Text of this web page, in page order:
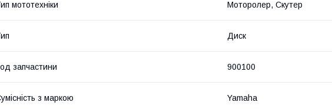
мототехніки Моторолер, Скутер
Диск
запчастини 900100
з маркою Yamaha